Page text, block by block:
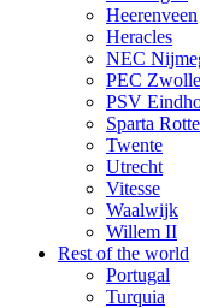
Heerenveen
Heracles
NEC
PEC Zwolle
PSV
Sparta
Twente
Utrecht
Vitesse
Waalwijk
Willem II
Rest of the world
Portugal
Turquia